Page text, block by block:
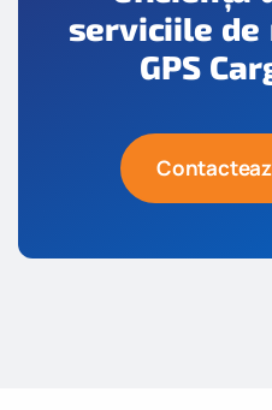
serviciile de
GPS